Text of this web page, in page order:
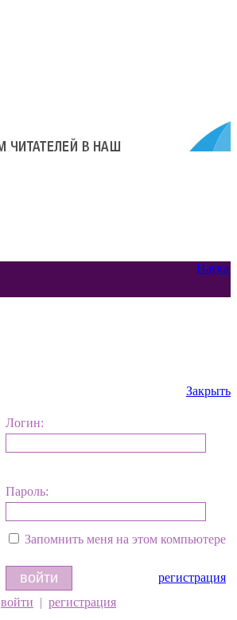
Наука
Закрыть
Логин:
Пароль:
Запомнить меня на этом компьютере
регистрация
войти | регистрация